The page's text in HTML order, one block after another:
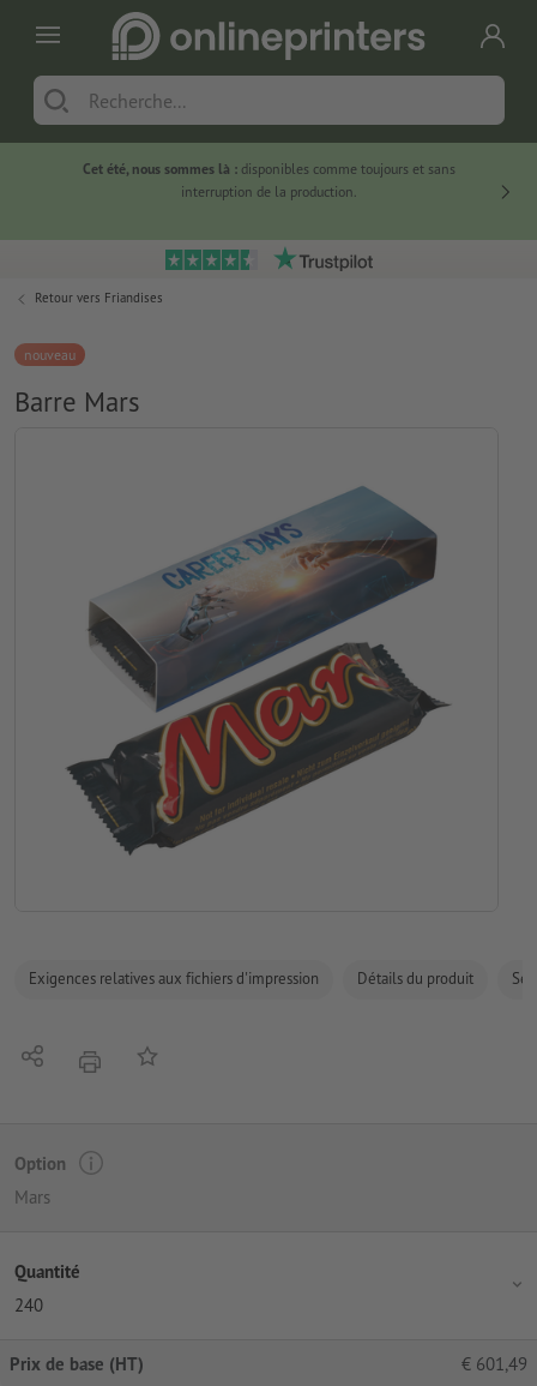
Cet été, nous sommes là :disponibles comme toujours et sans
interruption de la production.
Retour vers Friandises
nouveau
Barre Mars
Exigences relatives aux fichiers d'impression Détails du produit
PartagerimprimerAjouter à liste d'article
Option
Mars
Quantité
240
Prix de base (HT) € 601,49